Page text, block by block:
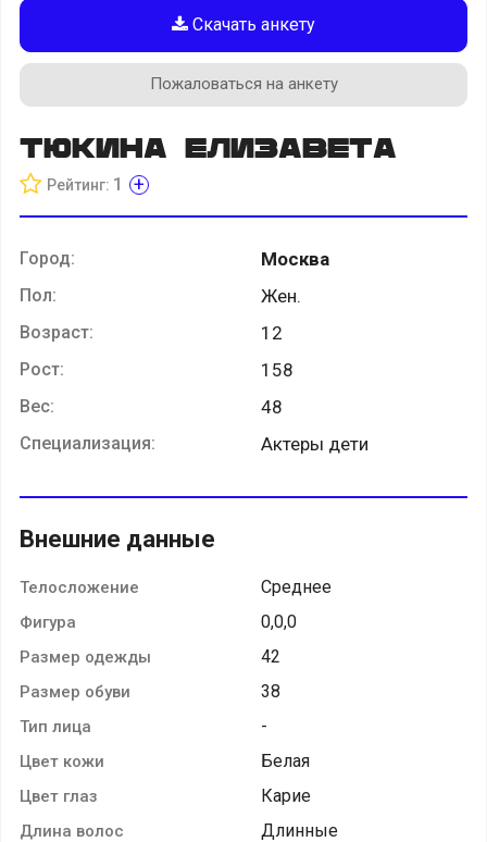
Скачать анкету
Пожаловаться на анкету
Тюкина Елизавета
Рейтинг: 1 +
Город: Москва
Пол: Жен.
Возраст: 12
Рост: 158
Вес: 48
Специализация: Актеры дети
Внешние данные
Телосложение Среднее
Фигура 0,0,0
Размер одежды 42
Размер обуви 38
Тип лица -
Цвет кожи Белая
Цвет глаз Карие
Длина волос Длинные